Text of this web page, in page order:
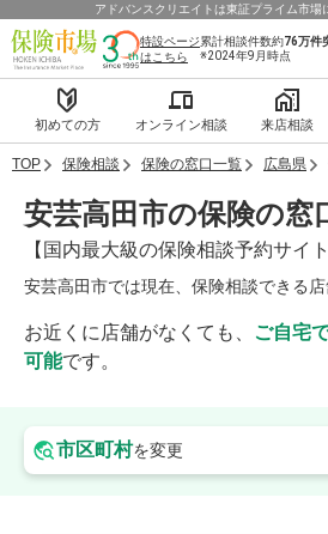
アドバンスクリエイトは東証プライム市場
特設ページ
はこちら
累計相談件数約76万件
※2024年9月時点
初めての方 オンライン相談 来店相談
TOP 保険相談 保険の窓口一覧 広島県
安芸高田市の保険の窓
【国内最大級の保険相談予約サイト
安芸高田市では現在、保険相談できる店
お近くに店舗がなくても、 ご自宅
可能です。
市区町村を変更